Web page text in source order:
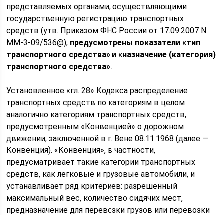
представляемых органами, осуществляющими
государственную регистрацию транспортных
средств (утв. Приказом ФНС России от 17.09.2007 N
ММ-3-09/536@), предусмотрены показатели «тип
транспортного средства» и «назначение (категория)
транспортного средства».
Установленное «гл. 28» Кодекса распределение
транспортных средств по категориям в целом
аналогично категориям транспортных средств,
предусмотренным «Конвенцией» о дорожном
движении, заключенной в г. Вене 08.11.1968 (далее —
Конвенция). «Конвенция», в частности,
предусматривает такие категории транспортных
средств, как легковые и грузовые автомобили, и
устанавливает ряд критериев: разрешенный
максимальный вес, количество сидячих мест,
предназначение для перевозки грузов или перевозки